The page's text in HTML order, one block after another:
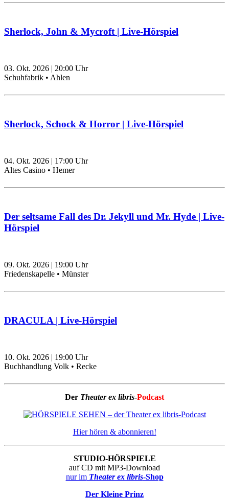
Sherlock, John & Mycroft | Live-Hörspiel
03. Okt. 2026 | 20:00 Uhr
Schuhfabrik • Ahlen
Sherlock, Schock & Horror | Live-Hörspiel
04. Okt. 2026 | 17:00 Uhr
Altes Casino • Hemer
Der seltsame Fall des Dr. Jekyll und Mr. Hyde | Live-
Hörspiel
09. Okt. 2026 | 19:00 Uhr
Friedenskapelle • Münster
DRACULA | Live-Hörspiel
10. Okt. 2026 | 19:00 Uhr
Buchhandlung Volk • Recke
Der Theater ex libris-Podcast
Hier hören & abonnieren!
STUDIO-HÖRSPIELE
auf CD mit MP3-Download
nur imTheater ex libris-Shop
Der Kleine Prinz